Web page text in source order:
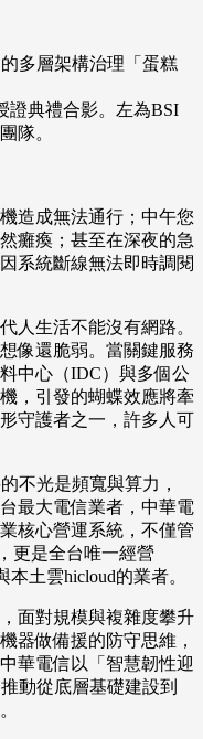
證典禮合影。左為BSI
隊。
造成無法通行；中午您
癱瘓；甚至在深夜的急
系統斷線無法即時調閱
人生活不能沒有網路。
像還脆弱。當關鍵服務
中心（IDC）與多個公
，引發的蝴蝶效應將牽
守護者之一，許多人可
不光是頻寬與算力，
最大電信業者，中華電
核心營運系統，不僅管
更是全台唯一經營
土雲hicloud的業者。
面對規模與複雜度攀升
器做備援的防守思維，
華電信以「智慧韌性迎
動從底層基礎建設到